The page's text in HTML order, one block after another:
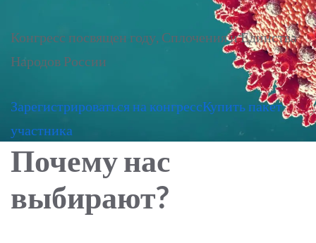
Конгресс посвящен году, Сплочения и Единства
Народов России
Зарегистрироваться на конгрессКупить пакет
участника
Почему нас
выбирают?